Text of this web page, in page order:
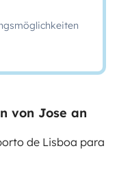
von Jose an
de Lisboa para